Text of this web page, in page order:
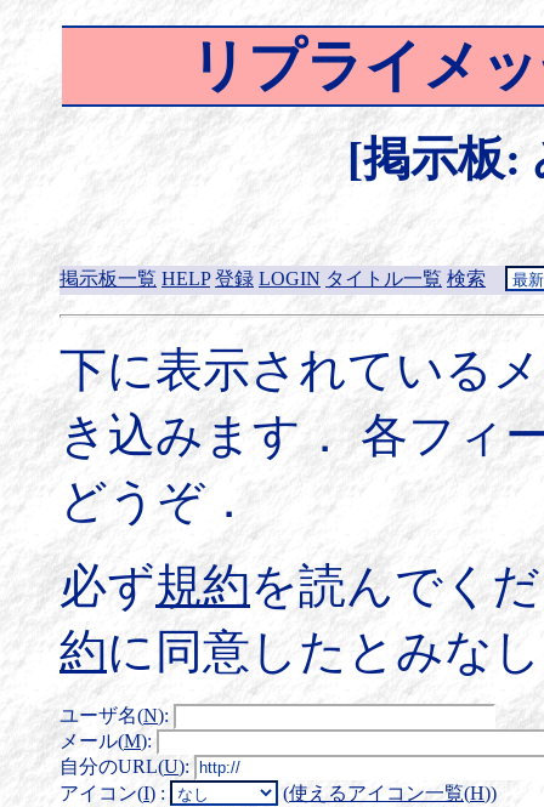
リプライメ
[掲示板:
掲示板一覧 HELP 登録 LOGIN タイトル一覧 検索
下に表示されている
き込みます． 各フィ
どうぞ．
必ず規約を読んでく
約に同意したとみな
ユーザ名(N):
メール(M):
自分のURL(U):
アイコン(I) : (使えるアイコン一覧(H))